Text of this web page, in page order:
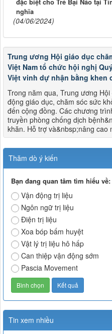
nghĩa
(04/06/2024)
Trung ương Hội giáo dục
Việt Nam tổ chức hội nghị
Việt vinh dự nhận bằng khen
Trong năm qua, Trung ương
động giáo dục, chăm sóc sức
đến cộng đồng. Các chương
truyền phòng chống dịch
khăn. Hỗ trợ và&nbsp;nâng cao
Thăm dò ý kiến
Bạn đang quan tâm tìm hiểu về:
Vận động trị liệu
Ngôn ngữ trị liệu
Điện trị liệu
Xoa bóp bấm huyệt
Vật lý trị liệu hô hấp
Can thiệp vận động sớm
Pascia Movement
Tin xem nhiều